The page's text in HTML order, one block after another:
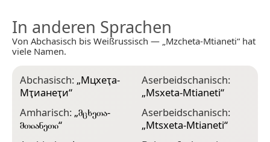
In anderen Sprachen
Von Abchasisch bis Weißrussisch — „Mzcheta-Mtianeti“ hat
viele Namen.
Abchasisch: „Мцхеҭа-
Мҭианеҭи“
Amharisch: „მცხეთა-
მთიანეთი“
Aserbeidschanisch:
„Msxeta-Mtianeti“
Aserbeidschanisch:
„Mtsxeta-Mtianeti“